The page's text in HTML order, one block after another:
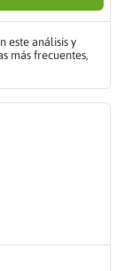
este análisis y
más frecuentes,